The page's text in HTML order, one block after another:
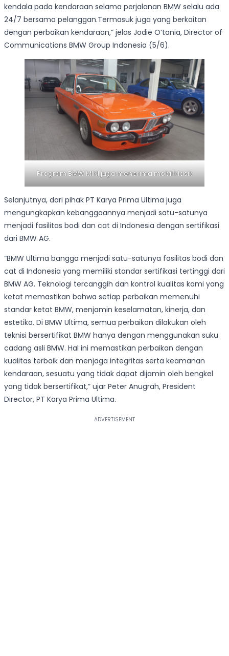
kendala pada kendaraan selama perjalanan BMW selalu ada
24/7 bersama pelanggan.Termasuk juga yang berkaitan
dengan perbaikan kendaraan,” jelas Jodie O’tania, Director of
Communications BMW Group Indonesia (5/6).
Program BMW MINI juga menerima mobil klasik
Selanjutnya, dari pihak PT Karya Prima Ultima juga
mengungkapkan kebanggaannya menjadi satu-satunya
menjadi fasilitas bodi dan cat di Indonesia dengan sertifikasi
dari BMW AG.
“BMW Ultima bangga menjadi satu-satunya fasilitas bodi dan
cat di Indonesia yang memiliki standar sertifikasi tertinggi dari
BMW AG. Teknologi tercanggih dan kontrol kualitas kami yang
ketat memastikan bahwa setiap perbaikan memenuhi
standar ketat BMW, menjamin keselamatan, kinerja, dan
estetika. Di BMW Ultima, semua perbaikan dilakukan oleh
teknisi bersertifikat BMW hanya dengan menggunakan suku
cadang asli BMW. Hal ini memastikan perbaikan dengan
kualitas terbaik dan menjaga integritas serta keamanan
kendaraan, sesuatu yang tidak dapat dijamin oleh bengkel
yang tidak bersertifikat,” ujar Peter Anugrah, President
Director, PT Karya Prima Ultima.